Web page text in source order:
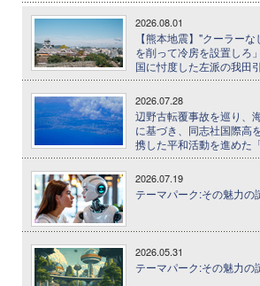
2026.08.01
【熊本地震】"クーラー
を削って冷房を設置しろ
国に忖度した左派の我田
2026.07.28
辺野古転覆事故を巡り、
に基づき、同志社国際高
携した平和活動を進めた
2026.07.19
テーマパーク:その魅力の
2026.05.31
テーマパーク:その魅力の